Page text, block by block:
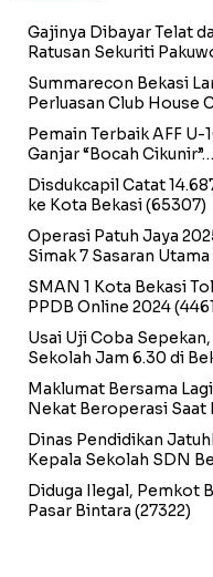
Gajinya Dibayar Telat
Ratusan Sekuriti
Summarecon Bekasi
Perluasan Club House
Pemain Terbaik AFF U-
Ganjar “Bocah Cikunir”…
Disdukcapil Catat
ke Kota Bekasi(65307)
Operasi Patuh Jaya
Simak 7 Sasaran
SMAN 1 Kota Bekasi
PPDB Online 2024
Usai Uji Coba
Sekolah Jam 6.30 di
Maklumat Bersama
Nekat Beroperasi Saat
Dinas Pendidikan
Kepala Sekolah SDN
Diduga Ilegal, Pemkot
Pasar Bintara (27322)